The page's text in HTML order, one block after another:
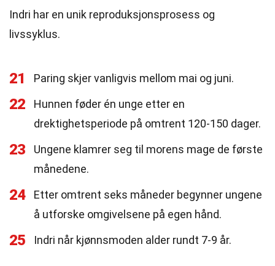
Indri har en unik reproduksjonsprosess og
livssyklus.
21 Paring skjer vanligvis mellom mai og juni.
22
Hunnen føder én unge etter en
drektighetsperiode på omtrent 120-150 dager.
23
Ungene klamrer seg til morens mage de første
månedene.
24
Etter omtrent seks måneder begynner ungene
å utforske omgivelsene på egen hånd.
25 Indri når kjønnsmoden alder rundt 7-9 år.